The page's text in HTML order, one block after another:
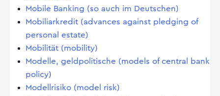
Mobile Banking (so auch im Deutschen)
Mobiliarkredit (advances against pledging of
personal estate)
Mobilität (mobility)
Modelle, geldpolitische (models of central bank
policy)
Modellrisiko (model risk)